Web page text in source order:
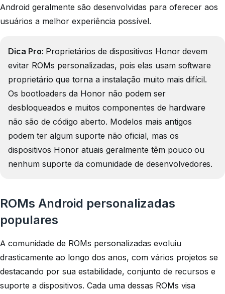
Android geralmente são desenvolvidas para oferecer aos
usuários a melhor experiência possível.
Dica Pro: Proprietários de dispositivos Honor devem
evitar ROMs personalizadas, pois elas usam software
proprietário que torna a instalação muito mais difícil.
Os bootloaders da Honor não podem ser
desbloqueados e muitos componentes de hardware
não são de código aberto. Modelos mais antigos
podem ter algum suporte não oficial, mas os
dispositivos Honor atuais geralmente têm pouco ou
nenhum suporte da comunidade de desenvolvedores.
ROMs Android personalizadas
populares
A comunidade de ROMs personalizadas evoluiu
drasticamente ao longo dos anos, com vários projetos se
destacando por sua estabilidade, conjunto de recursos e
suporte a dispositivos. Cada uma dessas ROMs visa